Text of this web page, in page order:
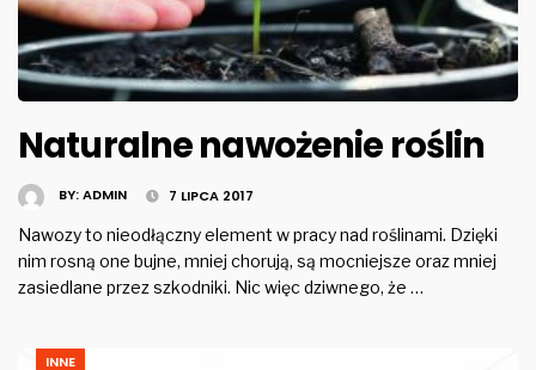
Naturalne nawożenie roślin
BY:ADMIN 7 LIPCA 2017
Nawozy to nieodłączny element w pracy nad roślinami. Dzięki
nim rosną one bujne, mniej chorują, są mocniejsze oraz mniej
zasiedlane przez szkodniki. Nic więc dziwnego, że …
INNE